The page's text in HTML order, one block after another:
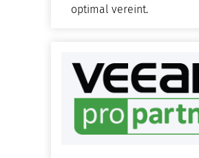
optimal vereint.